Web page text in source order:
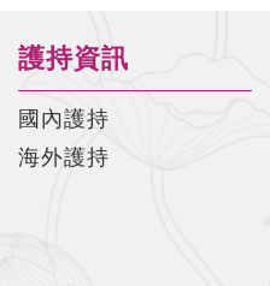
佛說阿彌陀經要解-第25集(陳
佛說阿彌陀經要解-第27集(陳
佛說阿彌陀經要解-第28集(陳
佛說阿彌陀經要解-第29集(陳
護持資訊
國內護持
海外護持